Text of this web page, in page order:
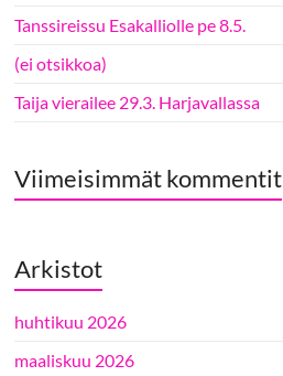
Tanssireissu Esakalliolle pe 8.5.
(ei otsikkoa)
Taija vierailee 29.3. Harjavallassa
Viimeisimmät kommentit
Arkistot
huhtikuu 2026
maaliskuu 2026